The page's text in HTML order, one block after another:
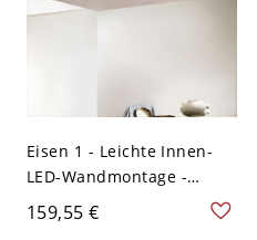
Eisen 1 - Leichte Innen-
LED-Wandmontage -
Weiße / Schwarze Runde
Wandlampe - Schwarz
159,55 €